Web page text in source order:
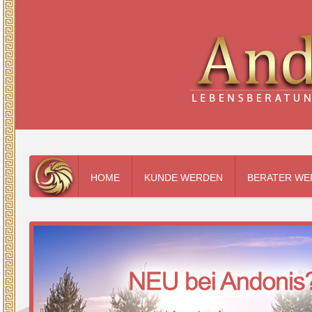
HOME KUNDE WERDEN BERATER